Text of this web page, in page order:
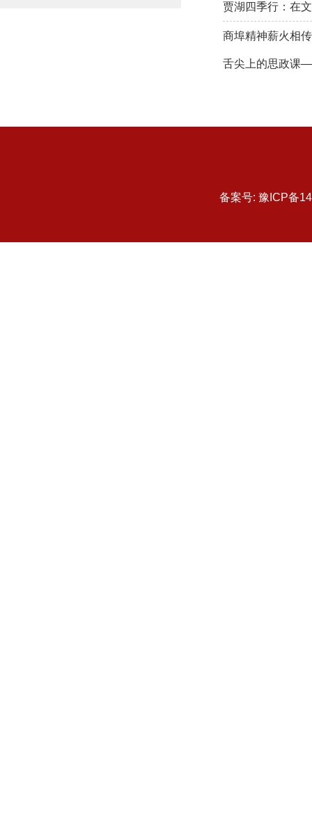
贾湖四季行：在
商埠精神薪火相
舌尖上的思政课
备案号: 豫ICP备